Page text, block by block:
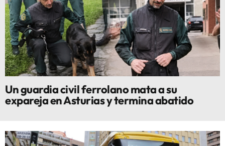
Un guardia civil ferrolano mata a su
expareja en Asturias y termina abatido